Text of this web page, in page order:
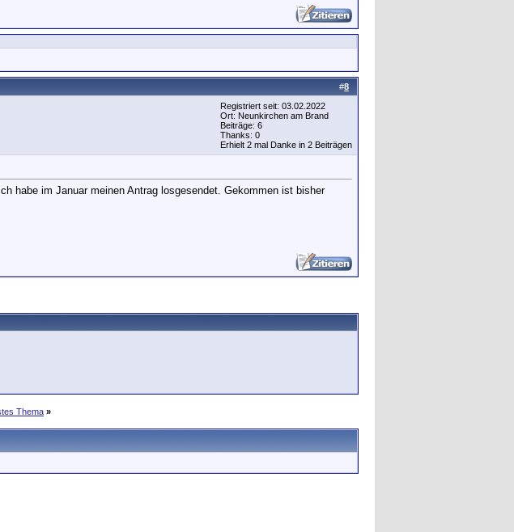
#8
Registriert seit: 03.02.2022
Ort: Neunkirchen am Brand
Beiträge: 6
Thanks: 0
Erhielt 2 mal Danke in 2 Beiträgen
habe im Januar meinen Antrag losgesendet. Gekommen ist bisher
Thema »